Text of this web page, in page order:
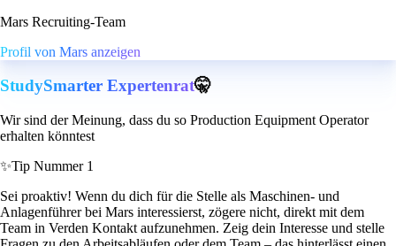
Mars Recruiting-Team
Profil von Mars anzeigen
StudySmarter Expertenrat🤫
Wir sind der Meinung, dass du so Production Equipment Operator
erhalten könntest
✨Tip Nummer 1
Sei proaktiv! Wenn du dich für die Stelle als Maschinen- und
Anlagenführer bei Mars interessierst, zögere nicht, direkt mit dem
Team in Verden Kontakt aufzunehmen. Zeig dein Interesse und stelle